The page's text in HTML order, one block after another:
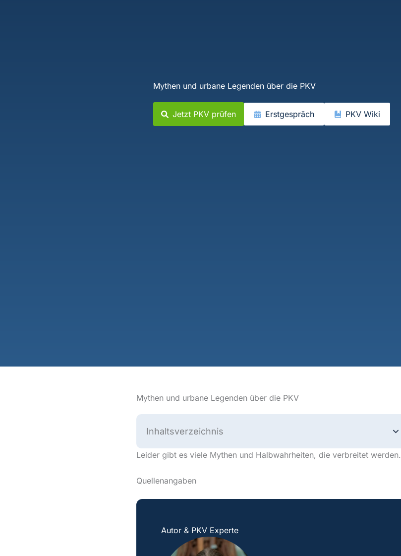
Mythen und urbane Legenden über die PKV
Jetzt PKV prüfen Erstgespräch PKV Wiki
Mythen und urbane Legenden über die PKV
Inhaltsverzeichnis
Leider gibt es viele Mythen und Halbwahrheiten, die verbreitet werden.
Quellenangaben
Autor & PKV Experte